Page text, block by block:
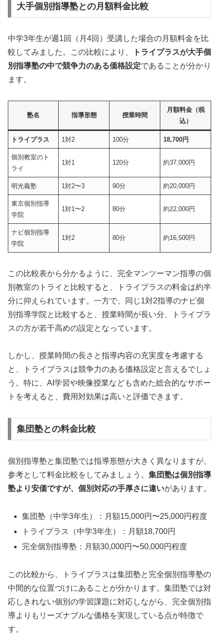
大手個別指導塾との月額料金比較
中学3年生が週1回（月4回）受講した場合の月額料金を比
較してみました。この比較により、
トライプラスが大手個
別指導塾の中で競争力のある価格設定であることが分かり
ます。
塾名 指導形態 授業時間
月額料金（税
込）
トライプラス 1対2 100分 18,700円
個別教室のト
ライ
1対1 120分 約37,000円
明光義塾 1対2〜3 90分 約20,000円
東京個別指導
学院
1対1〜2 80分 約22,000円
ナビ個別指導
学院
1対2 80分 約16,500円
この比較表から分かるように、完全マンツーマン指導の個
別教室のトライと比較すると、トライプラスの料金は約半
分に抑えられています。一方で、同じ1対2指導のナビ個
別指導学院と比較すると、授業時間が長い分、トライプラ
スの方が若干高めの設定となっています。
しかし、授業時間の長さと指導内容の充実度を考慮する
と、トライプラスは競争力のある価格設定と言えるでしょ
う。特に、AI学習や映像授業なども含めた総合的なサポー
トを考えると、費用対効果は高いと評価できます。
集団塾との料金比較
個別指導塾と集団塾では指導形態が大きく異なりますが、
参考として料金比較をしてみましょう。 集団塾は個別指導
塾より安価ですが、個別対応の手厚さに違いがあります。
集団塾（中学3年生）：月額15,000円〜25,000円程度
トライプラス（中学3年生）：月額18,700円
完全個別指導塾：月額30,000円〜50,000円程度
この比較から、トライプラスは集団塾と完全個別指導塾の
中間的な位置づけにあることが分かります。集団塾では対
応しきれない個別の学習課題に対応しながら、完全個別指
導よりもリーズナブルな価格を実現している点が特徴で
す。